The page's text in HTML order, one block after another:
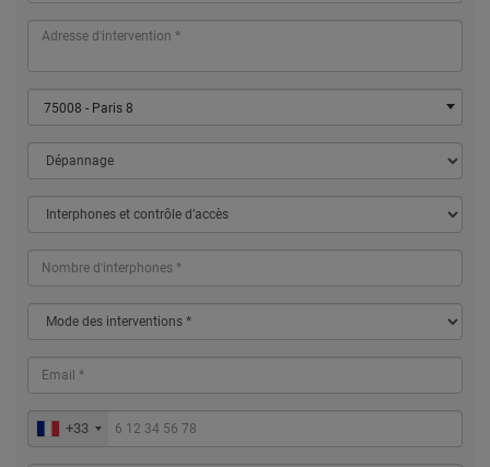
75008 - Paris 8
+33